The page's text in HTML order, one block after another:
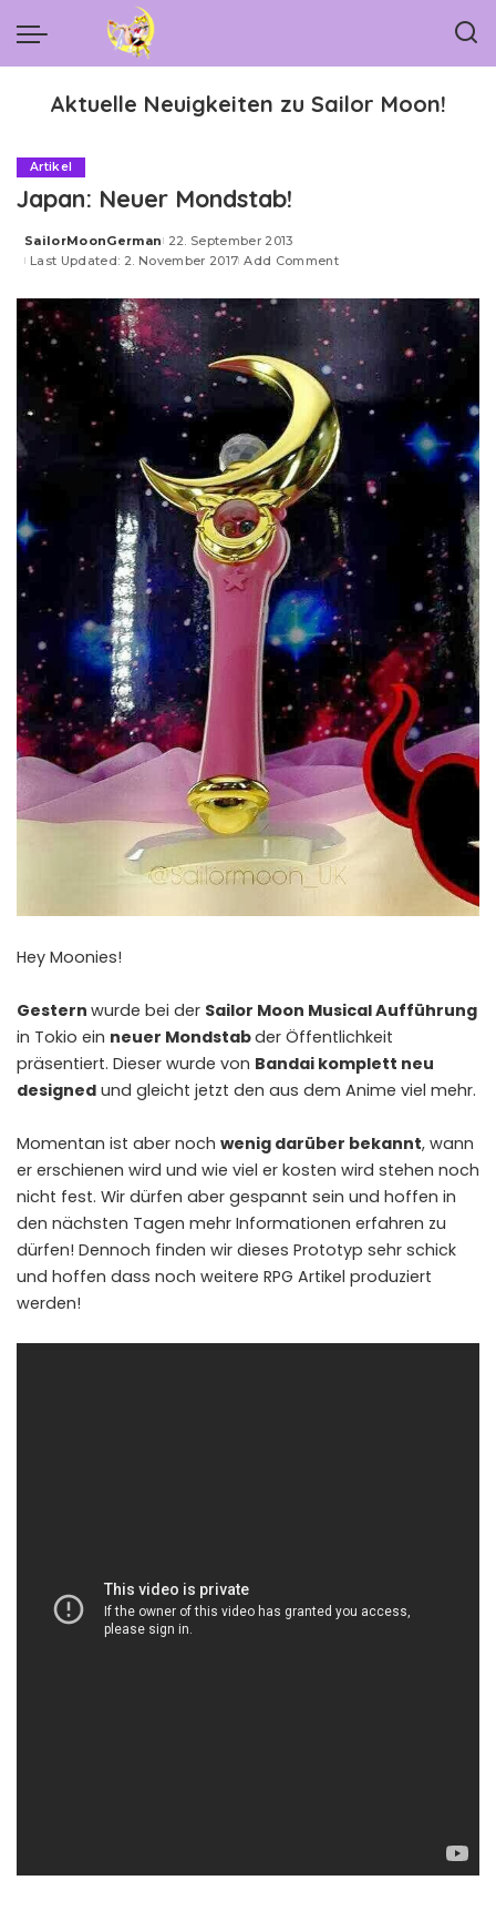
Aktuelle Neuigkeiten zu Sailor Moon!
Artikel
Japan: Neuer Mondstab!
Posted
by
SailorMoonGerman 22. September 2013
Last Updated: 2. November 2017 Add Comment
Hey Moonies!
Gestern wurde bei der Sailor Moon Musical Aufführung
in Tokio ein neuer Mondstabder Öffentlichkeit
präsentiert. Dieser wurde von Bandai komplett neu
designed und gleicht jetzt den aus dem Anime viel mehr.
Momentan ist aber noch wenig darüber bekannt, wann
er erschienen wird und wie viel er kosten wird stehen noch
nicht fest. Wir dürfen aber gespannt sein und hoffen in
den nächsten Tagen mehr Informationen erfahren zu
dürfen! Dennoch finden wir dieses Prototyp sehr schick
und hoffen dass noch weitere RPG Artikel produziert
werden!